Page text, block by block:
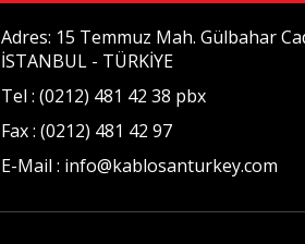
Adres: 15 Temmuz Mah. Gülbahar
İSTANBUL - TÜRKİYE
Tel : (0212) 481 42 38 pbx
Fax : (0212) 481 42 97
E-Mail : info@kablosanturkey.com